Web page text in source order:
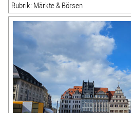
Rubrik: Märkte & Börsen